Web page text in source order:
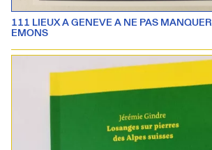
111 LIEUX A GENEVE A NE PAS MANQUER
EMONS